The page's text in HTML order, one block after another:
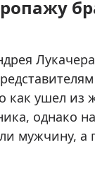
как ушел
однако
мужчину, а